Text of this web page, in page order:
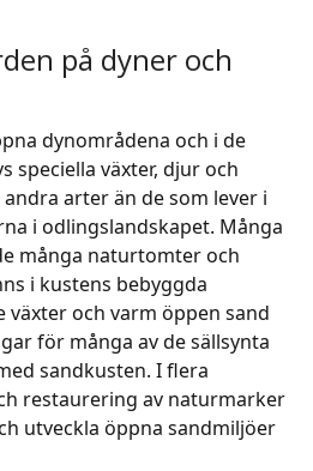
på dyner och
dynområdena och i de
speciella växter, djur och
arter än de som lever i
i odlingslandskapet. Många
många naturtomter och
i kustens bebyggda
växter och varm öppen sand
för många av de sällsynta
sandkusten. I flera
restaurering av naturmarker
utveckla öppna sandmiljöer